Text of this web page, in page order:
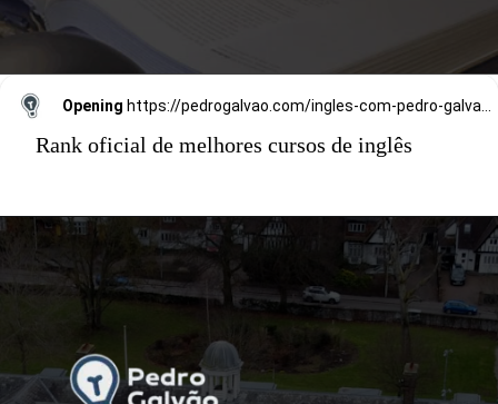
Opening https://pedrogalvao.com/ingles-com-pedro-galvao-si/
Rank oficial de melhores cursos de inglês